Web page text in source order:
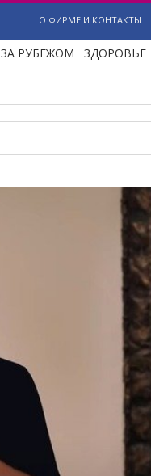
О ФИРМЕ И КОНТАКТЫ
ЗА РУБЕЖОМ ЗДОРОВЬЕ